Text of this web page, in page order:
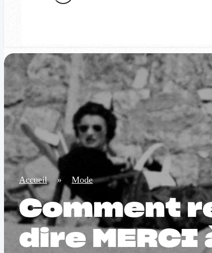
Accueil » Mode
Comment
dire MERCI